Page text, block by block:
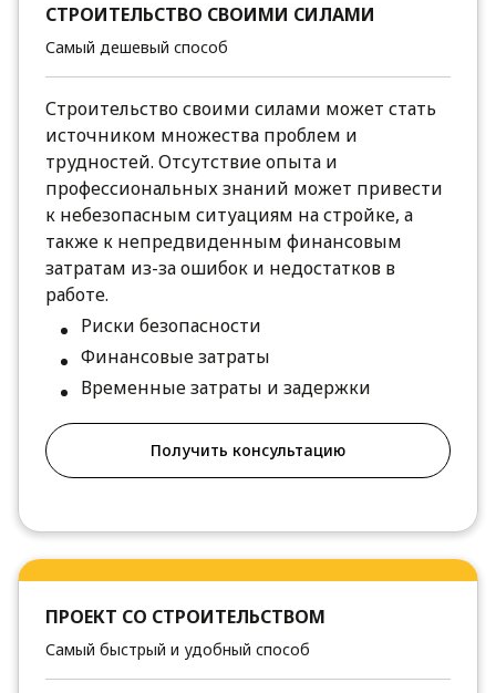
СТРОИТЕЛЬСТВО СВОИМИ СИЛАМИ
Самый дешевый способ
Строительство своими силами может стать
источником множества проблем и
трудностей. Отсутствие опыта и
профессиональных знаний может привести
к небезопасным ситуациям на стройке, а
также к непредвиденным финансовым
затратам из-за ошибок и недостатков в
работе.
Риски безопасности
Финансовые затраты
Временные затраты и задержки
Получить консультацию
ПРОЕКТ СО СТРОИТЕЛЬСТВОМ
Самый быстрый и удобный способ